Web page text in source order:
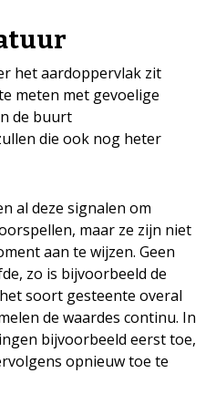
het aardoppervlak zit
meten met gevoelige
de buurt
die ook nog heter
al deze signalen om
maar ze zijn niet
aan te wijzen. Geen
zo is bijvoorbeeld de
soort gesteente overal
de waardes continu. In
bijvoorbeeld eerst toe,
opnieuw toe te